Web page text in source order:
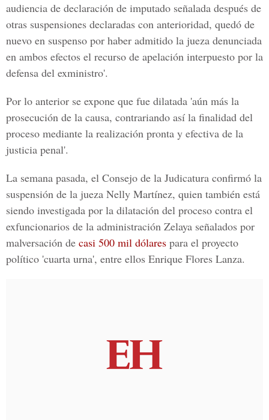
audiencia de declaración de imputado señalada después de
otras suspensiones declaradas con anterioridad, quedó de
nuevo en suspenso por haber admitido la jueza denunciada
en ambos efectos el recurso de apelación interpuesto por la
defensa del exministro'.
Por lo anterior se expone que fue dilatada 'aún más la
prosecución de la causa, contrariando así la finalidad del
proceso mediante la realización pronta y efectiva de la
justicia penal'.
La semana pasada, el Consejo de la Judicatura confirmó la
suspensión de la jueza Nelly Martínez, quien también está
siendo investigada por la dilatación del proceso contra el
exfuncionarios de la administración Zelaya señalados por
malversación de casi 500 mil dólares para el proyecto
político 'cuarta urna', entre ellos Enrique Flores Lanza.